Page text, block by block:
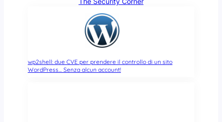
wp2shell: due CVE per prendere il controllo di un sito
WordPress… Senza alcun account!